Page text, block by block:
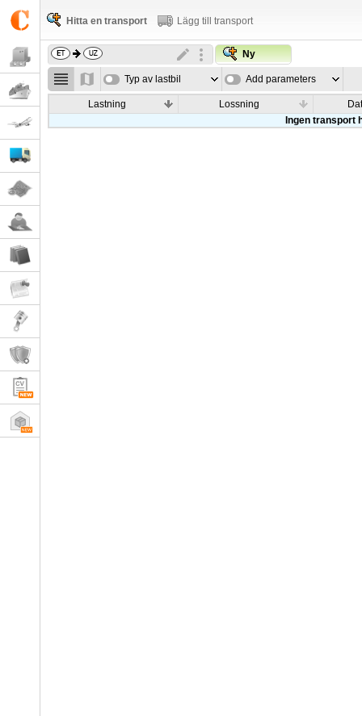
Hitta en transport Lägg till transport
Ny
Typ av lastbil Add parameters
Lastning Lossning
Ingen transport